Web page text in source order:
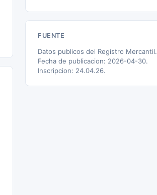
FUENTE
Datos publicos del Registro Mercantil.
Fecha de publicacion: 2026-04-30.
Inscripcion: 24.04.26.